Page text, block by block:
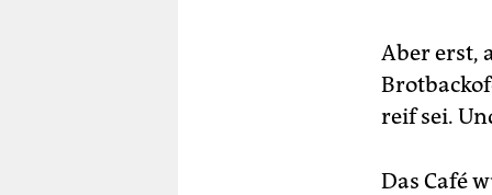
Aber erst,
reif sei.
Das Café